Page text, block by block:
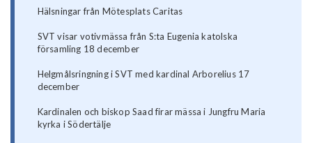
Hälsningar från Mötesplats Caritas
SVT visar votivmässa från S:ta Eugenia katolska
församling 18 december
Helgmålsringning i SVT med kardinal Arborelius 17
december
Kardinalen och biskop Saad firar mässa i Jungfru Maria
kyrka i Södertälje